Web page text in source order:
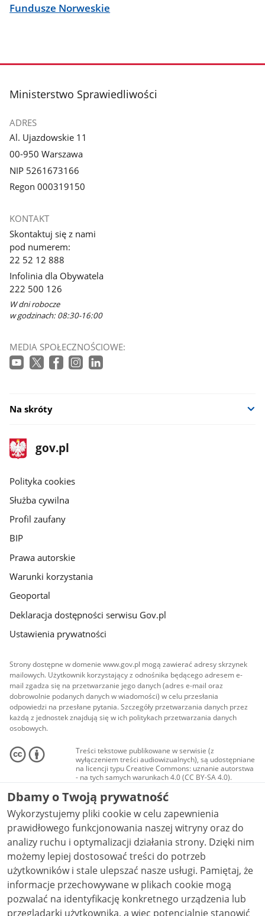
Fundusze Norweskie
stopka
Ministerstwo Sprawiedliwości
ADRES
Al. Ujazdowskie 11
00-950 Warszawa
NIP 5261673166
Regon 000319150
KONTAKT
Skontaktuj się z nami
pod numerem:
22 52 12 888
Infolinia dla Obywatela
222 500 126
W dni robocze
w godzinach: 08:30-16:00
MEDIA SPOŁECZNOŚCIOWE:
Na skróty
stopka
gov.pl
Strona
gov.pl
gov.pl
Polityka cookies
Służba cywilna
Profil zaufany
BIP
Prawa autorskie
Warunki korzystania
Geoportal
Deklaracja dostępności serwisu Gov.pl
Ustawienia prywatności
Strony dostępne w domenie www.gov.pl mogą zawierać adresy skrzynek
mailowych. Użytkownik korzystający z odnośnika będącego adresem e-
mail zgadza się na przetwarzanie jego danych (adres e-mail oraz
dobrowolnie podanych danych w wiadomości) w celu przesłania
odpowiedzi na przesłane pytania. Szczegóły przetwarzania danych przez
każdą z jednostek znajdują się w ich politykach przetwarzania danych
osobowych.
Treści tekstowe publikowane w serwisie (z
wyłączeniem treści audiowizualnych), są udostępniane
na licencji typu Creative Commons: uznanie autorstwa
- na tych samych warunkach 4.0 (CC BY-SA 4.0).
Materiały audiowizualne, w tym zdjęcia, materiały
audio i wideo, są udostępniane na licencji typu
Creative Commons: uznanie autorstwa użycie
niekomercyjne - bez utworów zależnych 4.0 (CC BY-
NC-ND 4.0), o ile nie jest to stwierdzone inaczej.
Dbamy o Twoją prywatność
Wykorzystujemy pliki cookie w celu zapewnienia
prawidłowego funkcjonowania naszej witryny oraz do
analizy ruchu i optymalizacji działania strony. Dzięki nim
możemy lepiej dostosować treści do potrzeb
użytkowników i stale ulepszać nasze usługi. Pamiętaj, że
informacje przechowywane w plikach cookie mogą
pozwalać na identyfikację konkretnego urządzenia lub
przeglądarki użytkownika, a więc potencjalnie stanowić